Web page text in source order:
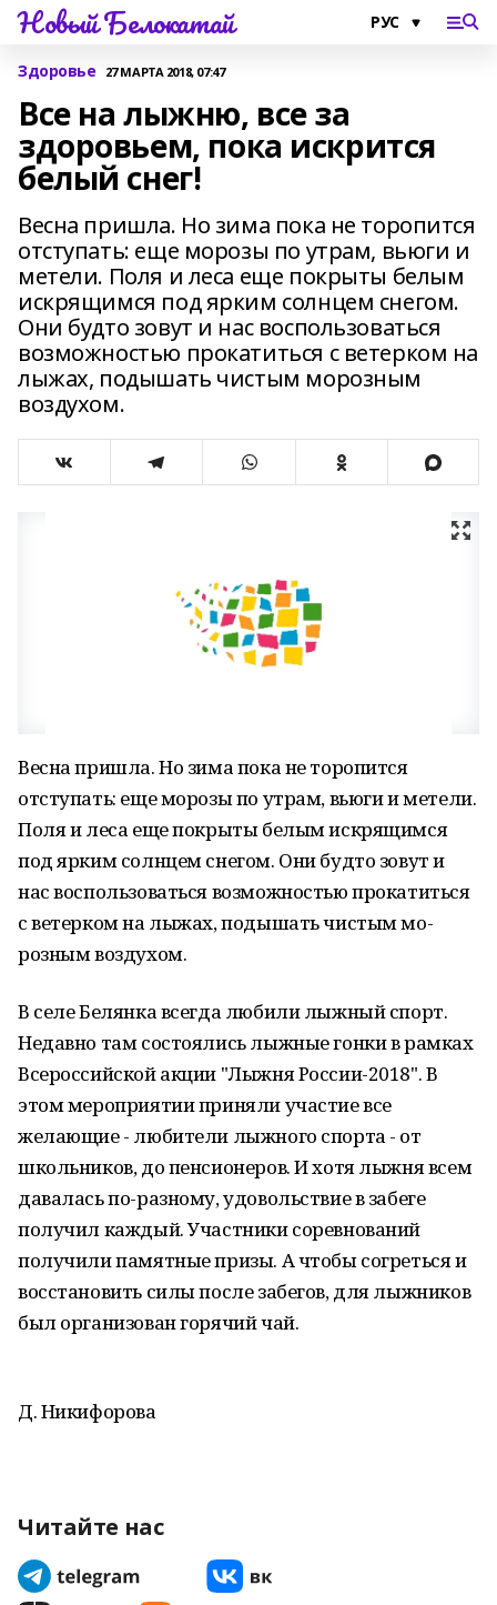
Новый Белокатай
Здоровье 27 МАРТА 2018, 07:47
Все на лыжню, все за
здоровьем, пока искрится
белый снег!
Весна пришла. Но зима пока не торопится
отступать: еще морозы по утрам, вьюги и
метели. Поля и леса еще покрыты белым
искрящимся под ярким солнцем снегом.
Они будто зовут и нас воспользоваться
возможностью прокатиться с ветерком на
лыжах, подышать чистым мо­розным
воздухом.
Весна пришла. Но зима пока не торопится
отступать: еще морозы по утрам, вьюги и метели.
Поля и леса еще покрыты белым искрящимся
под ярким солнцем снегом. Они будто зовут и
нас воспользоваться возможностью прокатиться
с ветерком на лыжах, подышать чистым мо­
розным воздухом.
В селе Белянка всегда любили лыжный спорт.
Недавно там состоялись лыжные гонки в рамках
Всероссийской акции "Лыжня России-2018". В
этом мероприятии приняли участие все
желающие - любители лыжного спорта - от
школьников, до пенсионеров. И хотя лыжня всем
давалась по-разному, удовольствие в забеге
получил каждый. Участники соревнований
получили памятные призы. А чтобы согреться и
восстановить силы после забегов, для лыжников
был организован горячий чай.
Д. Никифорова
Читайте нас